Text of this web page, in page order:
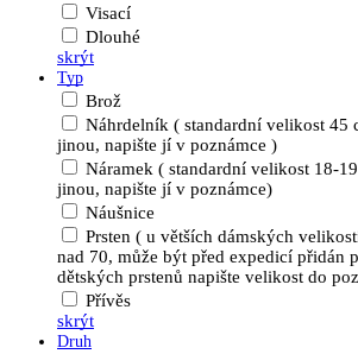
Visací
Dlouhé
skrýt
Typ
Brož
Náhrdelník ( standardní velikost 45
jinou, napište jí v poznámce )
Náramek ( standardní velikost 18-
jinou, napište jí v poznámce)
Náušnice
Prsten ( u větších dámských
nad 70, může být před expedicí přidán
dětských prstenů napište velikost do
Přívěs
skrýt
Druh